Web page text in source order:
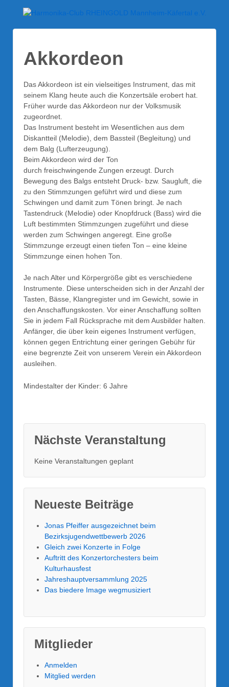
Akkordeon
Das Akkordeon ist ein vielseitiges Instrument, das mit
seinem Klang heute auch die Konzertsäle erobert hat.
Früher wurde das Akkordeon nur der Volksmusik
zugeordnet.
Das Instrument besteht im Wesentlichen aus dem
Diskantteil (Melodie), dem Bassteil (Begleitung) und
dem Balg (Lufterzeugung).
Beim Akkordeon wird der Ton
durch freischwingende Zungen erzeugt. Durch
Bewegung des Balgs entsteht Druck- bzw. Saugluft, die
zu den Stimmzungen geführt wird und diese zum
Schwingen und damit zum Tönen bringt. Je nach
Tastendruck (Melodie) oder Knopfdruck (Bass) wird die
Luft bestimmten Stimmzungen zugeführt und diese
werden zum Schwingen angeregt. Eine große
Stimmzunge erzeugt einen tiefen Ton – eine kleine
Stimmzunge einen hohen Ton.
Je nach Alter und Körpergröße gibt es verschiedene
Instrumente. Diese unterscheiden sich in der Anzahl der
Tasten, Bässe, Klangregister und im Gewicht, sowie in
den Anschaffungskosten. Vor einer Anschaffung sollten
Sie in jedem Fall Rücksprache mit dem Ausbilder halten.
Anfänger, die über kein eigenes Instrument verfügen,
können gegen Entrichtung einer geringen Gebühr für
eine begrenzte Zeit von unserem Verein ein Akkordeon
ausleihen.
Mindestalter der Kinder: 6 Jahre
Nächste Veranstaltung
Keine Veranstaltungen geplant
Neueste Beiträge
Jonas Pfeiffer ausgezeichnet beim
Bezirksjugendwettbewerb 2026
Gleich zwei Konzerte in Folge
Auftritt des Konzertorchesters beim
Kulturhausfest
Jahreshauptversammlung 2025
Das biedere Image wegmusiziert
Mitglieder
Anmelden
Mitglied werden